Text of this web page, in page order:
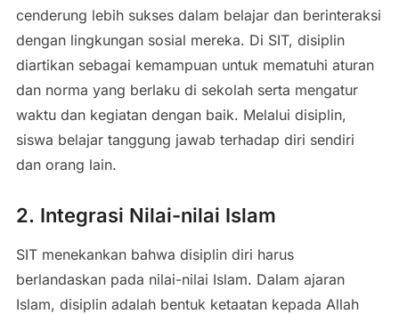
cenderung lebih sukses dalam belajar dan berinteraksi
dengan lingkungan sosial mereka. Di SIT, disiplin
diartikan sebagai kemampuan untuk mematuhi aturan
dan norma yang berlaku di sekolah serta mengatur
waktu dan kegiatan dengan baik. Melalui disiplin,
siswa belajar tanggung jawab terhadap diri sendiri
dan orang lain.
2. Integrasi Nilai-nilai Islam
SIT menekankan bahwa disiplin diri harus
berlandaskan pada nilai-nilai Islam. Dalam ajaran
Islam, disiplin adalah bentuk ketaatan kepada Allah